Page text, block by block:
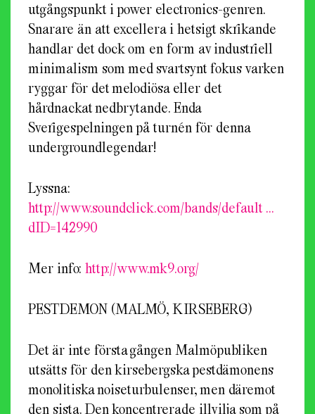
utgångspunkt i power electronics-genren.
Snarare än att excellera i hetsigt skrikande
handlar det dock om en form av industriell
minimalism som med svartsynt fokus varken
ryggar för det melodiösa eller det
hårdnackat nedbrytande. Enda
Sverigespelningen på turnén för denna
undergroundlegendar!
Lyssna:
http://www.soundclick.com/bands/default …
dID=142990
Mer info: http://www.mk9.org/
PESTDEMON (MALMÖ, KIRSEBERG)
Det är inte första gången Malmöpubliken
utsätts för den kirsebergska pestdämonens
monolitiska noiseturbulenser, men däremot
den sista. Den koncentrerade illvilja som på